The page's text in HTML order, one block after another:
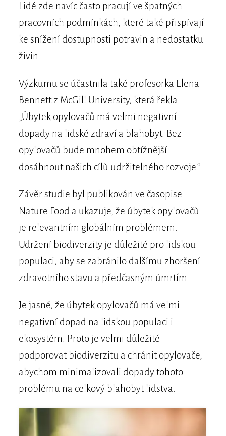
Lidé zde navíc často pracují ve špatných
pracovních podmínkách, které také přispívají
ke snížení dostupnosti potravin a nedostatku
živin.
Výzkumu se účastnila také profesorka Elena
Bennett z McGill University, která řekla:
„Úbytek opylovačů má velmi negativní
dopady na lidské zdraví a blahobyt. Bez
opylovačů bude mnohem obtížnější
dosáhnout našich cílů udržitelného rozvoje.“
Závěr studie byl publikován ve časopise
Nature Food a ukazuje, že úbytek opylovačů
je relevantním globálním problémem.
Udržení biodiverzity je důležité pro lidskou
populaci, aby se zabránilo dalšímu zhoršení
zdravotního stavu a předčasným úmrtím.
Je jasné, že úbytek opylovačů má velmi
negativní dopad na lidskou populaci i
ekosystém. Proto je velmi důležité
podporovat biodiverzitu a chránit opylovače,
abychom minimalizovali dopady tohoto
problému na celkový blahobyt lidstva.